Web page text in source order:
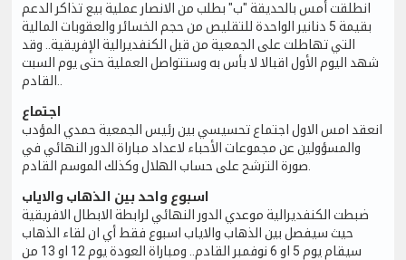
انطلقت أمس بالحديقة "ب" بطلب من الانصار عملية بيع تذاكر الدعم
بقيمة 5 دنانير الواحدة للتقليص من حجم الخسائر والعقوبات المالية
التي تهاطلت على الجمعية من قبل الكنفديرالية الإفريقية.. وقد
شهد اليوم الأول اقبالا لا بأس به وستتواصل العملية حتى يوم السبت
القادم..
اجتماع
انعقد امس الاول اجتماع تحسيسي بين رئيس الجمعية حمدي المؤدب
والمسؤولين عن مجموعات الأحباء لاعداد مباراة الدور النهائي في
صورة الترشح على حساب الهلال وكذلك الموسم القادم.
اسبوع واحد بين الذهاب والاياب
ضبطت الكنفديرالية موعدي الدور النهائي لرابطة الابطال الافريقية
حيث سيفصل بين الذهاب والاياب اسبوع فقط أي ان لقاء الذهاب
سيقام يوم 5 او 6 نوفمبر القادم.. ومباراة العودة يوم 12 او 13 من